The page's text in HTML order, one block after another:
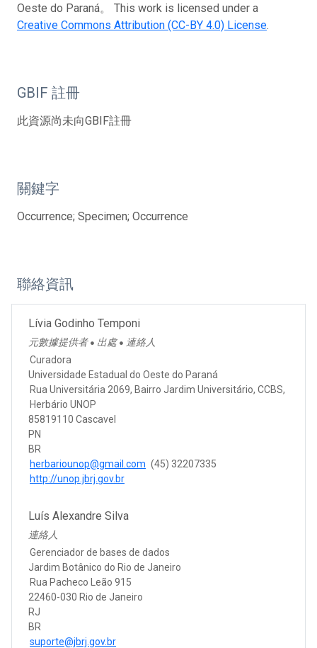
Oeste do Paraná。 This work is licensed under a
Creative Commons Attribution (CC-BY 4.0) License.
GBIF 註冊
此資源尚未向GBIF註冊
關鍵字
Occurrence; Specimen; Occurrence
聯絡資訊
Lívia Godinho Temponi
元數據提供者 ● 出處 ● 連絡人
Curadora
Universidade Estadual do Oeste do Paraná
Rua Universitária 2069, Bairro Jardim Universitário, CCBS,
Herbário UNOP
85819110 Cascavel
PN
BR
herbariounop@gmail.com (45) 32207335
http://unop.jbrj.gov.br
Luís Alexandre Silva
連絡人
Gerenciador de bases de dados
Jardim Botânico do Rio de Janeiro
Rua Pacheco Leão 915
22460-030 Rio de Janeiro
RJ
BR
suporte@jbrj.gov.br